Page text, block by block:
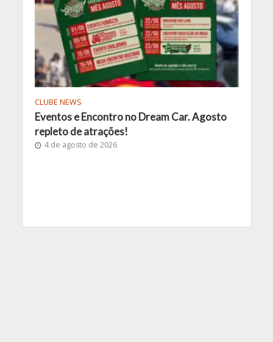
CLUBE NEWS
Eventos e Encontro no Dream Car. Agosto
repleto de atrações!
4 de agosto de 2026